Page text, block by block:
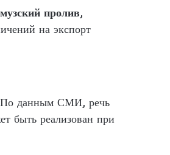
пролив,
на экспорт
По данным СМИ, речь
быть реализован при